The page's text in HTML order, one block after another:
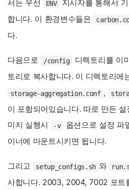
서는 우선 ENV
지시자를 통해서
합니다. 이 환경변수들은
다.
다음으로 /config
디렉토리를 이
토리로 복사합니다. 이 디렉토리에
storage-aggregation.conf ,
이 포함되어있습니다. 따로 만든
미지 실행시
-v
옵션으로 설정 파
이너에 마운트시키면 됩니다.
그리고 setup_configs.sh 와
사합니다. 2003, 2004, 7002 포트